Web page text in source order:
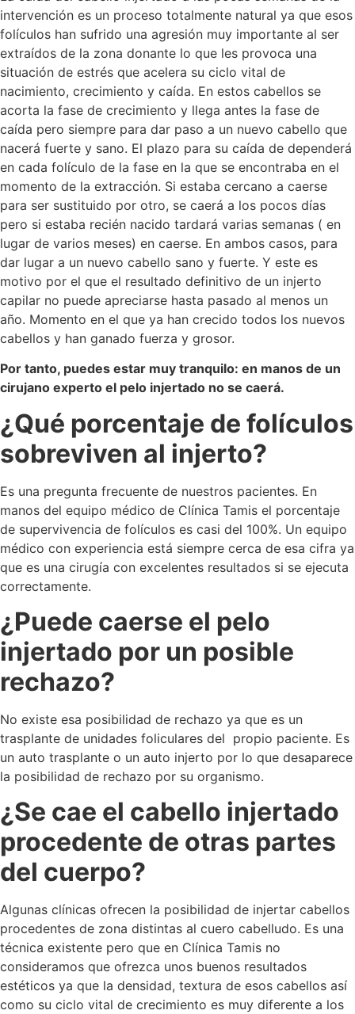
intervención es un proceso totalmente natural ya que esos
folículos han sufrido una agresión muy importante al ser
extraídos de la zona donante lo que les provoca una
situación de estrés que acelera su ciclo vital de
nacimiento, crecimiento y caída. En estos cabellos se
acorta la fase de crecimiento y llega antes la fase de
caída pero siempre para dar paso a un nuevo cabello que
nacerá fuerte y sano. El plazo para su caída de dependerá
en cada folículo de la fase en la que se encontraba en el
momento de la extracción. Si estaba cercano a caerse
para ser sustituido por otro, se caerá a los pocos días
pero si estaba recién nacido tardará varias semanas ( en
lugar de varios meses) en caerse. En ambos casos, para
dar lugar a un nuevo cabello sano y fuerte. Y este es
motivo por el que el resultado definitivo de un injerto
capilar no puede apreciarse hasta pasado al menos un
año. Momento en el que ya han crecido todos los nuevos
cabellos y han ganado fuerza y grosor.
Por tanto, puedes estar muy tranquilo: en manos de un
cirujano experto el pelo injertado no se caerá.
¿Qué porcentaje de folículos
sobreviven al injerto?
Es una pregunta frecuente de nuestros pacientes. En
manos del equipo médico de Clínica Tamis el porcentaje
de supervivencia de folículos es casi del 100%. Un equipo
médico con experiencia está siempre cerca de esa cifra ya
que es una cirugía con excelentes resultados si se ejecuta
correctamente.
¿Puede caerse el pelo
injertado por un posible
rechazo?
No existe esa posibilidad de rechazo ya que es un
trasplante de unidades foliculares del propio paciente. Es
un auto trasplante o un auto injerto por lo que desaparece
la posibilidad de rechazo por su organismo.
¿Se cae el cabello injertado
procedente de otras partes
del cuerpo?
Algunas clínicas ofrecen la posibilidad de injertar cabellos
procedentes de zona distintas al cuero cabelludo. Es una
técnica existente pero que en Clínica Tamis no
consideramos que ofrezca unos buenos resultados
estéticos ya que la densidad, textura de esos cabellos así
como su ciclo vital de crecimiento es muy diferente a los